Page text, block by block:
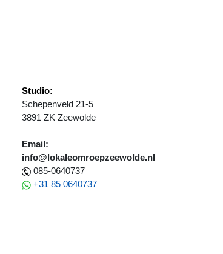
Studio:
Schepenveld 21-5
3891 ZK Zeewolde
Email:
info@lokaleomroepzeewolde.nl
085-0640737
+31 85 0640737